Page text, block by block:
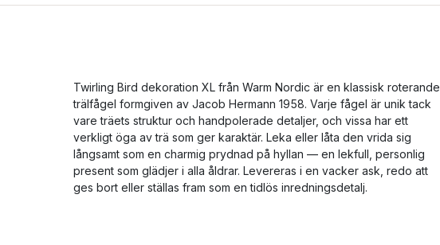
Twirling Bird dekoration XL från Warm Nordic är en klassisk roterande
trälfågel formgiven av Jacob Hermann 1958. Varje fågel är unik tack
vare träets struktur och handpolerade detaljer, och vissa har ett
verkligt öga av trä som ger karaktär. Leka eller låta den vrida sig
långsamt som en charmig prydnad på hyllan — en lekfull, personlig
present som glädjer i alla åldrar. Levereras i en vacker ask, redo att
ges bort eller ställas fram som en tidlös inredningsdetalj.